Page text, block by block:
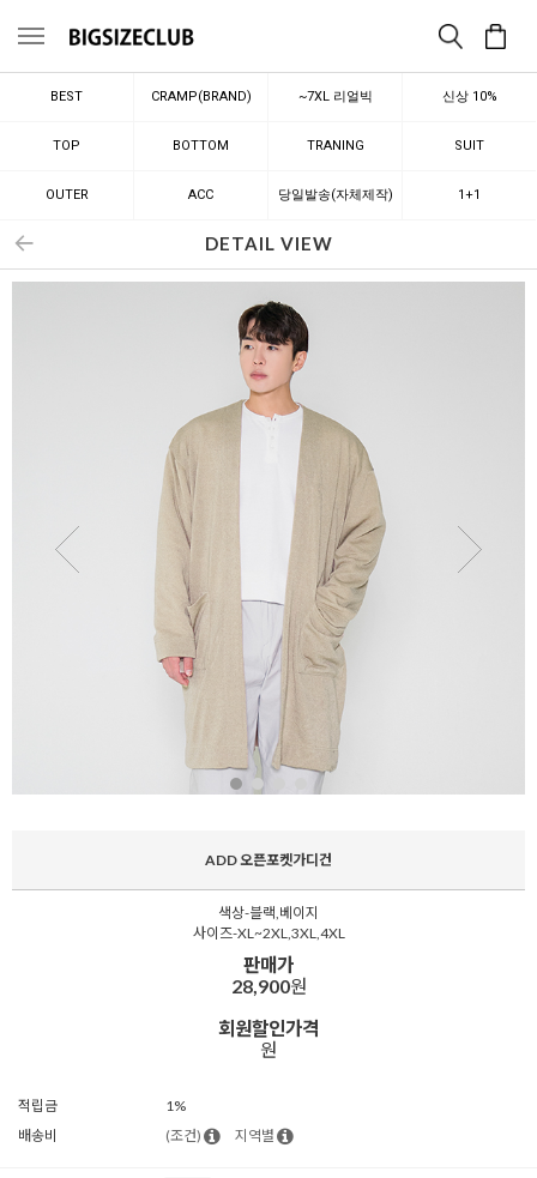
메뉴
BEST CRAMP(BRAND) ~7XL 리얼빅 신상 10%
TOP BOTTOM TRANING SUIT
OUTER ACC 당일발송(자체제작) 1+1
DETAIL VIEW
ADD 오픈포켓가디건
색상-블랙,베이지
사이즈-XL~2XL,3XL,4XL
판매가
28,900원
회원할인가격
원
적립금
1%
배송비
(조건) 지역별